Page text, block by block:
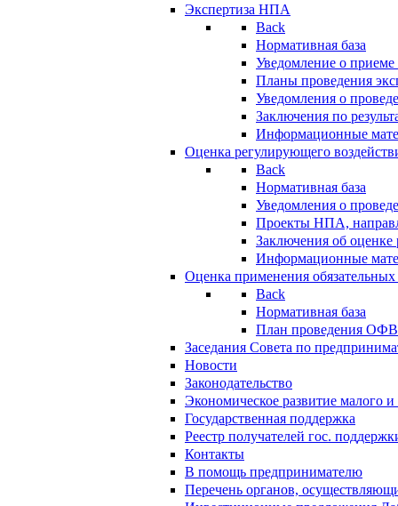
Экспертиза НПА
Back
Нормативная база
Уведомление о
Планы проведения
Уведомления о
Заключения по
Информационные
Оценка регулирующего
Back
Нормативная база
Уведомления о
Проекты НПА,
Заключения об
Информационные
Оценка применения
Back
Нормативная база
План проведения
Заседания Совета по
Новости
Законодательство
Экономическое развитие малого и
Государственная поддержка
Реестр получателей гос.
Контакты
В помощь предпринимателю
Перечень органов,